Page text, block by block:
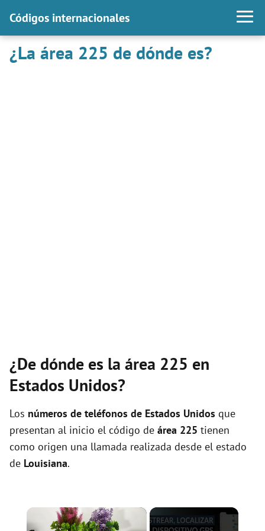
Códigos internacionales
¿La área 225 de dónde es?
¿De dónde es la área 225 en
Estados Unidos?
Los números de teléfonos de Estados Unidos que
presentan al inicio el código de área 225 tienen
como origen una llamada realizada desde el estado
de Louisiana.
×